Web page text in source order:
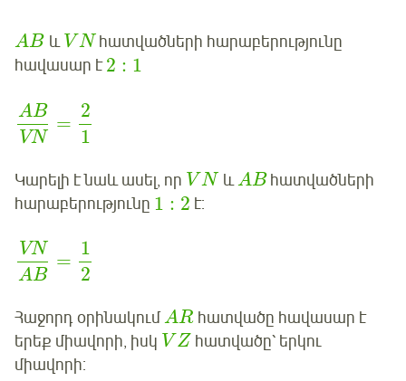
ABև V N հատվածների հարաբերությունը
հավասար է2 : 1
AB
VN
=
2
1
Կարելի է նաև ասել, որ V N ևABհատվածների
հարաբերությունը 1 : 2 է:
VN
AB
=
1
2
Հաջորդ օրինակումARհատվածը հավասար է
երեք միավորի, իսկ V Z հատվածը՝ երկու
միավորի: